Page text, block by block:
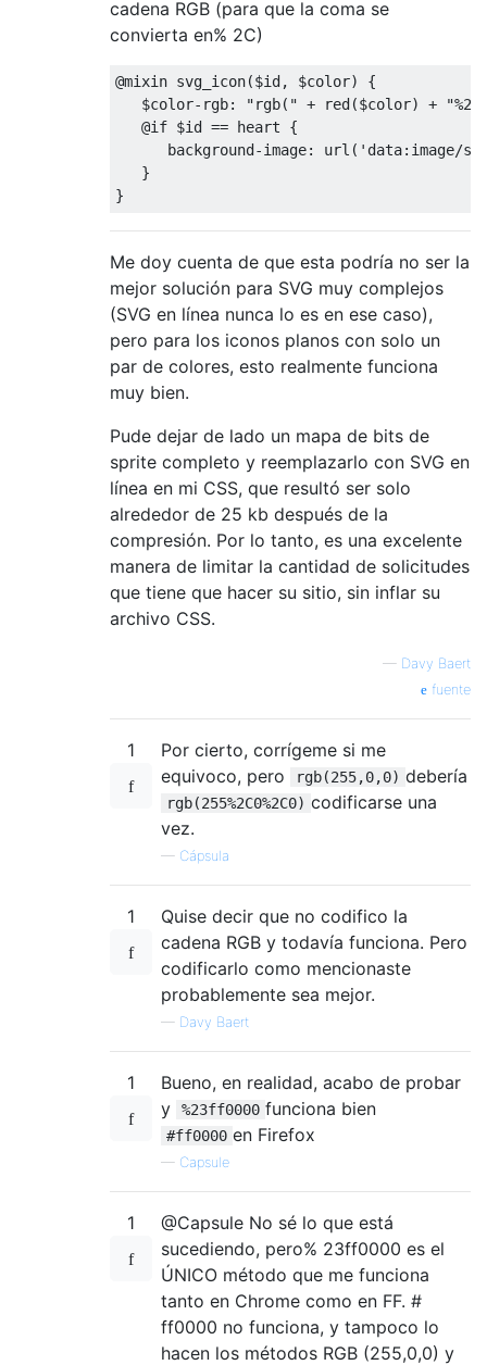
cadena RGB (para que la coma se
convierta en% 2C)
@mixin svg_icon($id, $color)
{
   $color
- rgb: "rgb(" + red($color) +
@if $id == heart {
      background
-image: url ( 'data:image/
}
}
Me doy cuenta de que esta podría no ser la
mejor solución para SVG muy complejos
(SVG en línea nunca lo es en ese caso),
pero para los iconos planos con solo un
par de colores, esto realmente funciona
muy bien.
Pude dejar de lado un mapa de bits de
sprite completo y reemplazarlo con SVG en
línea en mi CSS, que resultó ser solo
alrededor de 25 kb después de la
compresión. Por lo tanto, es una excelente
manera de limitar la cantidad de solicitudes
que tiene que hacer su sitio, sin inflar su
archivo CSS.
— Davy Baert
fuente
1
Por cierto, corrígeme si me
equivoco, pero
rgb(255,0,0) debería
rgb(255%2C0%2C0) codificarse una
vez.
— Cápsula
1
Quise decir que no codifico la
cadena RGB y todavía funciona. Pero
codificarlo como mencionaste
probablemente sea mejor.
— Davy Baert
1
Bueno, en realidad, acabo de probar
y
%23ff0000 funciona bien
#ff0000 en Firefox
— Capsule
1
@Capsule No sé lo que está
sucediendo, pero% 23ff0000 es el
ÚNICO método que me funciona
tanto en Chrome como en FF. #
ff0000 no funciona, y tampoco lo
hacen los métodos RGB (255,0,0) y